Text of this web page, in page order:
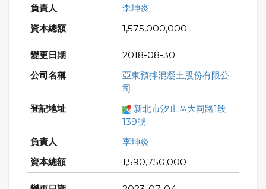
李坤炎
1,575,000,000
2018-08-30
亞東預拌混凝土股份有限公
司
新北市汐止區大同路1段
139號
李坤炎
1,590,750,000